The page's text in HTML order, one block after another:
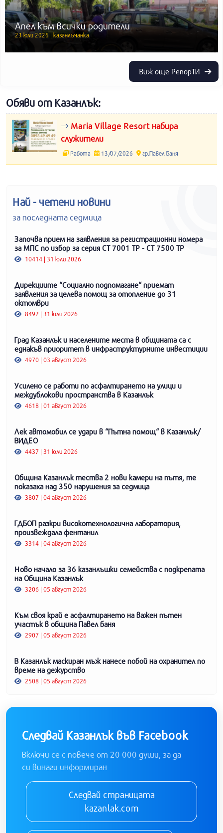
Апел към всички родители
23 юли 2026 | казанлъчанка
Виж още РепорТИ
Обяви от Казанлък:
Maria Village Resort набира
служители
Работа 13/07/2026 гр.Павел Баня
Най - четени новини
за последната седмица
Започва прием на заявления за регистрационни номера
за МПС по избор за серия СТ 7001 ТР - СТ 7500 ТР
10414 | 31 юли 2026
Дирекциите “Социално подпомагане“ приемат
заявления за целева помощ за отопление до 31
октомври
8492 | 31 юли 2026
Град Казанлък и населените места в общината са с
еднакъв приоритет в инфраструктурните инвестиции
4970 | 03 август 2026
Усилено се работи по асфалтирането на улици и
междублокови пространства в Казанлък
4618 | 01 август 2026
Лек автомобил се удари в “Пътна помощ“ в Казанлък/
ВИДЕО
4437 | 31 юли 2026
Община Казанлък тества 2 нови камери на пътя, те
показаха над 350 нарушения за седмица
3807 | 04 август 2026
ГДБОП разкри високотехнологична лаборатория,
произвеждала фентанил
3314 | 04 август 2026
Ново начало за 36 казанлъшки семейства с подкрепата
на Община Казанлък
3206 | 05 август 2026
Към своя край е асфалтирането на важен пътен
участък в община Павел баня
2907 | 05 август 2026
В Казанлък маскиран мъж нанесе побой на охранител по
време на дежурство
2508 | 05 август 2026
Следвай Казанлък във Facebook
Включи се с повече от 20 000 души, за да
си винаги информиран
Следвай страницата
kazanlak.com